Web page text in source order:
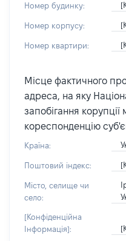
Номер будинку:
Номер корпусу:
Номер квартири:
Місце фактичного
адреса, на яку
запобігання
кореспонденцію
Країна:
Поштовий індекс:
Місто, селище чи
село:
[Конфіденційна
Інформація]: